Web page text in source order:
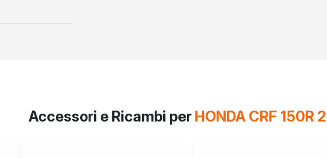
Accessori e Ricambi per HONDA CRF 150R